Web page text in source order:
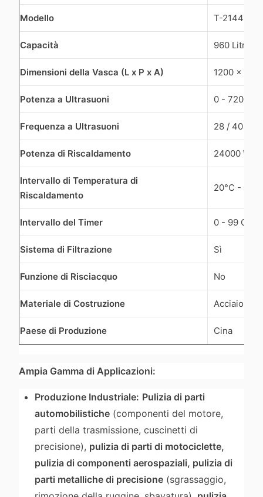
Modello T-2144D
Capacità 960 Litri (L)
Dimensioni della Vasca (L x P x A) 1200 x
Potenza a Ultrasuoni 0 - 7200
Frequenza a Ultrasuoni 28 / 40
Potenza di Riscaldamento 24000 Watt
Intervallo di Temperatura di
Riscaldamento
20°C -
Intervallo del Timer 0 - 99 Ore
Sistema di Filtrazione Sì
Funzione di Risciacquo No
Materiale di Costruzione Acciaio
Paese di Produzione Cina
Ampia Gamma di Applicazioni:
Produzione Industriale: Pulizia di parti
automobilistiche (componenti del motore,
parti della trasmissione, cuscinetti di
precisione), pulizia di parti di motociclette,
pulizia di componenti aerospaziali, pulizia di
parti metalliche di precisione (sgrassaggio,